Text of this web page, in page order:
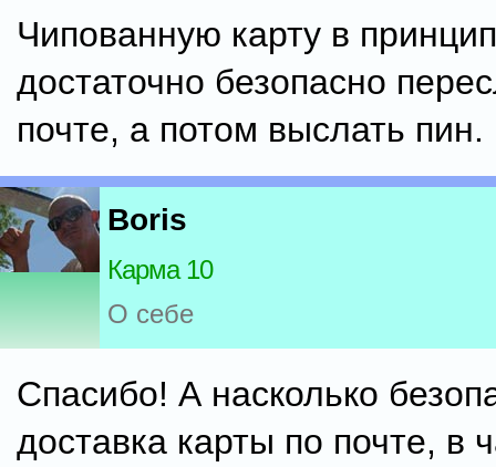
Чипованную карту в
достаточно безопасно
почте, а потом выслать пин.
Boris
Карма 10
О себе
Спасибо! А насколько
доставка карты по почте, в